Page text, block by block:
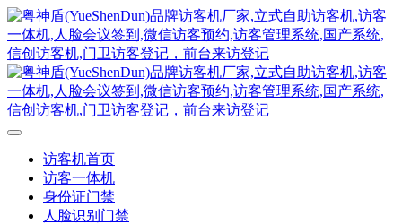
访客机首页
访客一体机
身份证门禁
人脸识别门禁